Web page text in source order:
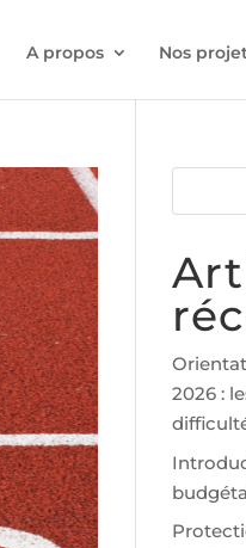
A propos Nos
2026 :